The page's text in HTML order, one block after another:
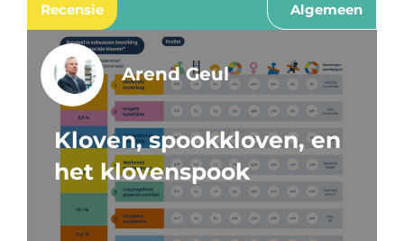
Recensie Algemeen
Arend Geul
Kloven, spookkloven, en
het klovenspook